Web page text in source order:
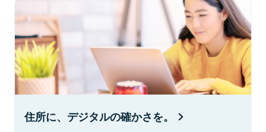
住所に、デジタルの確かさを。